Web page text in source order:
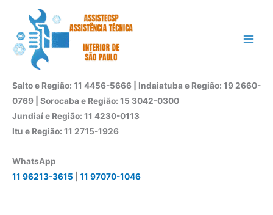
conteúdo
Salto e Região: 11 4456-5666 | Indaiatuba e Região: 19 2660-
0769 | Sorocaba e Região: 15 3042-0300
Jundiaí e Região: 11 4230-0113
Itu e Região: 11 2715-1926
WhatsApp
11 96213-3615
11 97070-1046